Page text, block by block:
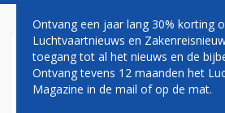
BOMBARDIER:
TOCH GEEN
Ontvang een jaar lang 30% korting
Luchtvaartnieuws en
toegang tot al het nieuws en de
Ontvang tevens 12 maanden het
Magazine in de mail of op de mat.